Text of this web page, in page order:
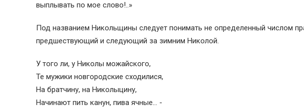
выплывать по мое слово!..»
Под названием Никольщины следует понимать не определенный числом
предшествующий и следующий за зимним Николой.
У того ли, у Николы можайского,
Те мужики новгородские сходилися,
На братчину, на Николыцину,
Начинают пить канун, пива ячные… -